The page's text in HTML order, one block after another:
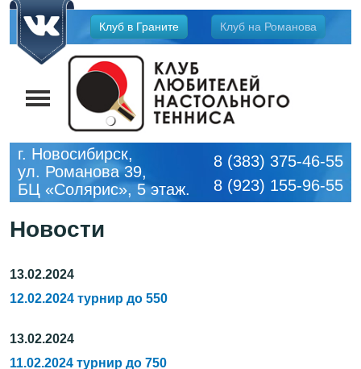
Jump
navigation
Клуб на Романова
Клуб в Граните
г. Новосибирск,
ул. Романова 39,
БЦ «Солярис», 5 этаж.
8 (383) 375-46-55
8 (923) 155-96-55
Новости
13.02.2024
12.02.2024 турнир до 550
13.02.2024
11.02.2024 турнир до 750